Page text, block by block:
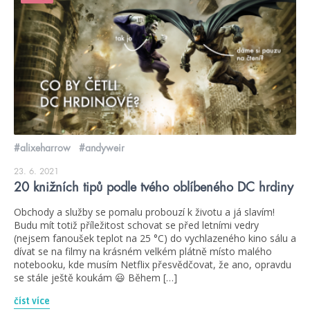
#alixeharrow #andyweir
23. 6. 2021
20 knižních tipů podle tvého oblíbeného DC hrdiny
Obchody a služby se pomalu probouzí k životu a já slavím!
Budu mít totiž příležitost schovat se před letními vedry
(nejsem fanoušek teplot na 25 °C) do vychlazeného kino sálu a
dívat se na filmy na krásném velkém plátně místo malého
notebooku, kde musím Netflix přesvědčovat, že ano, opravdu
se stále ještě koukám 😃 Během […]
číst více